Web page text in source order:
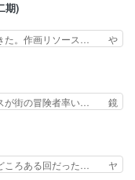
… 今回はあかやし1体
更だけど霊が性行為
ところが好き… 初コミ
だよね。俺… 藤森さん
た涙腺が⋯… 〜漫画に
漫画であ… 何回この作
。同… コミティア参加
(… お母さん、娘にあ
…
期)
きた。作画リソース… や
なれるという… こっち
が強いw色… 頼重が完
敵キャラが… 弧次郎「欲
ら大飯食… 変化球な演出
に… この高らかなDT
… この作品は近年稀に
スが街の冒険者率い… 鏡
スの父ちゃん… 成長限
た上位存… 大規模バト
ばっかり… やっぱり勇者
LV9… 普通の人間の親子
どころある回だった… ヤ